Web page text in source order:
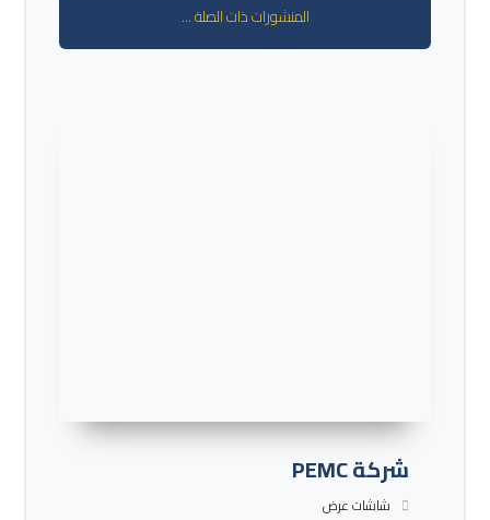
المنشورات ذات الصلة ...
شركة PEMC
شاشات عرض